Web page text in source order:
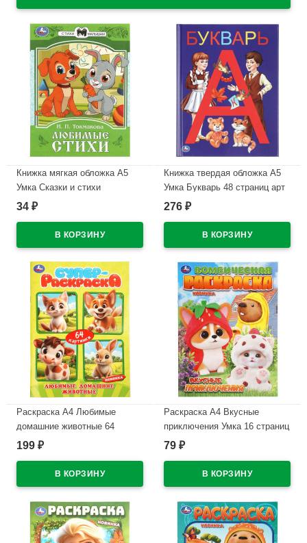
Книжка мягкая обложка А5
Умка Сказки и стихи
малышам Токмакова арт.978-
34 ₽
Книжка твердая обложка А5
Умка Букварь 48 страниц арт
978-5-506-03754-5
276 ₽
Раскраска А4 Любимые
домашние животные 64
картинки Умка 64 страницы
199 ₽
Раскраска А4 Вкусные
приключения Умка 16 страниц
арт.978-5-506-11517-5
79 ₽